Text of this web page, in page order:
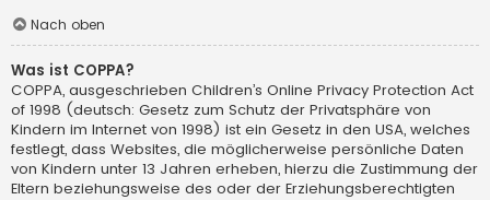
Nach oben
Was ist COPPA?
COPPA, ausgeschrieben Children’s Online Privacy Protection Act
of 1998 (deutsch: Gesetz zum Schutz der Privatsphäre von
Kindern im Internet von 1998) ist ein Gesetz in den USA, welches
festlegt, dass Websites, die möglicherweise persönliche Daten
von Kindern unter 13 Jahren erheben, hierzu die Zustimmung der
Eltern beziehungsweise des oder der Erziehungsberechtigten